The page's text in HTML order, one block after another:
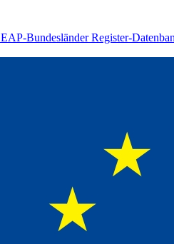
EAP-BundesländerRegister-